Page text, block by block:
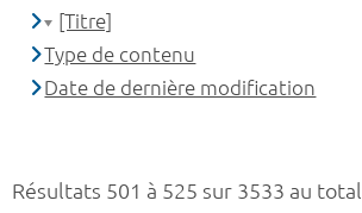
Résultats 501 à 525 sur 3533 au total
[Titre]
Type de contenu
Date de dernière modification